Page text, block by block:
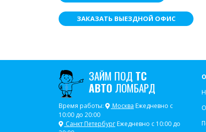
ЗАКАЗАТЬ ВЫЕЗДНОЙ ОФИС
ЗАЙМ ПОД ТС
АВТО ЛОМБАРД
Время работы: Москва Ежедневно с
10:00 до 20:00
Санкт Петербург Ежедневно с 10:00 до